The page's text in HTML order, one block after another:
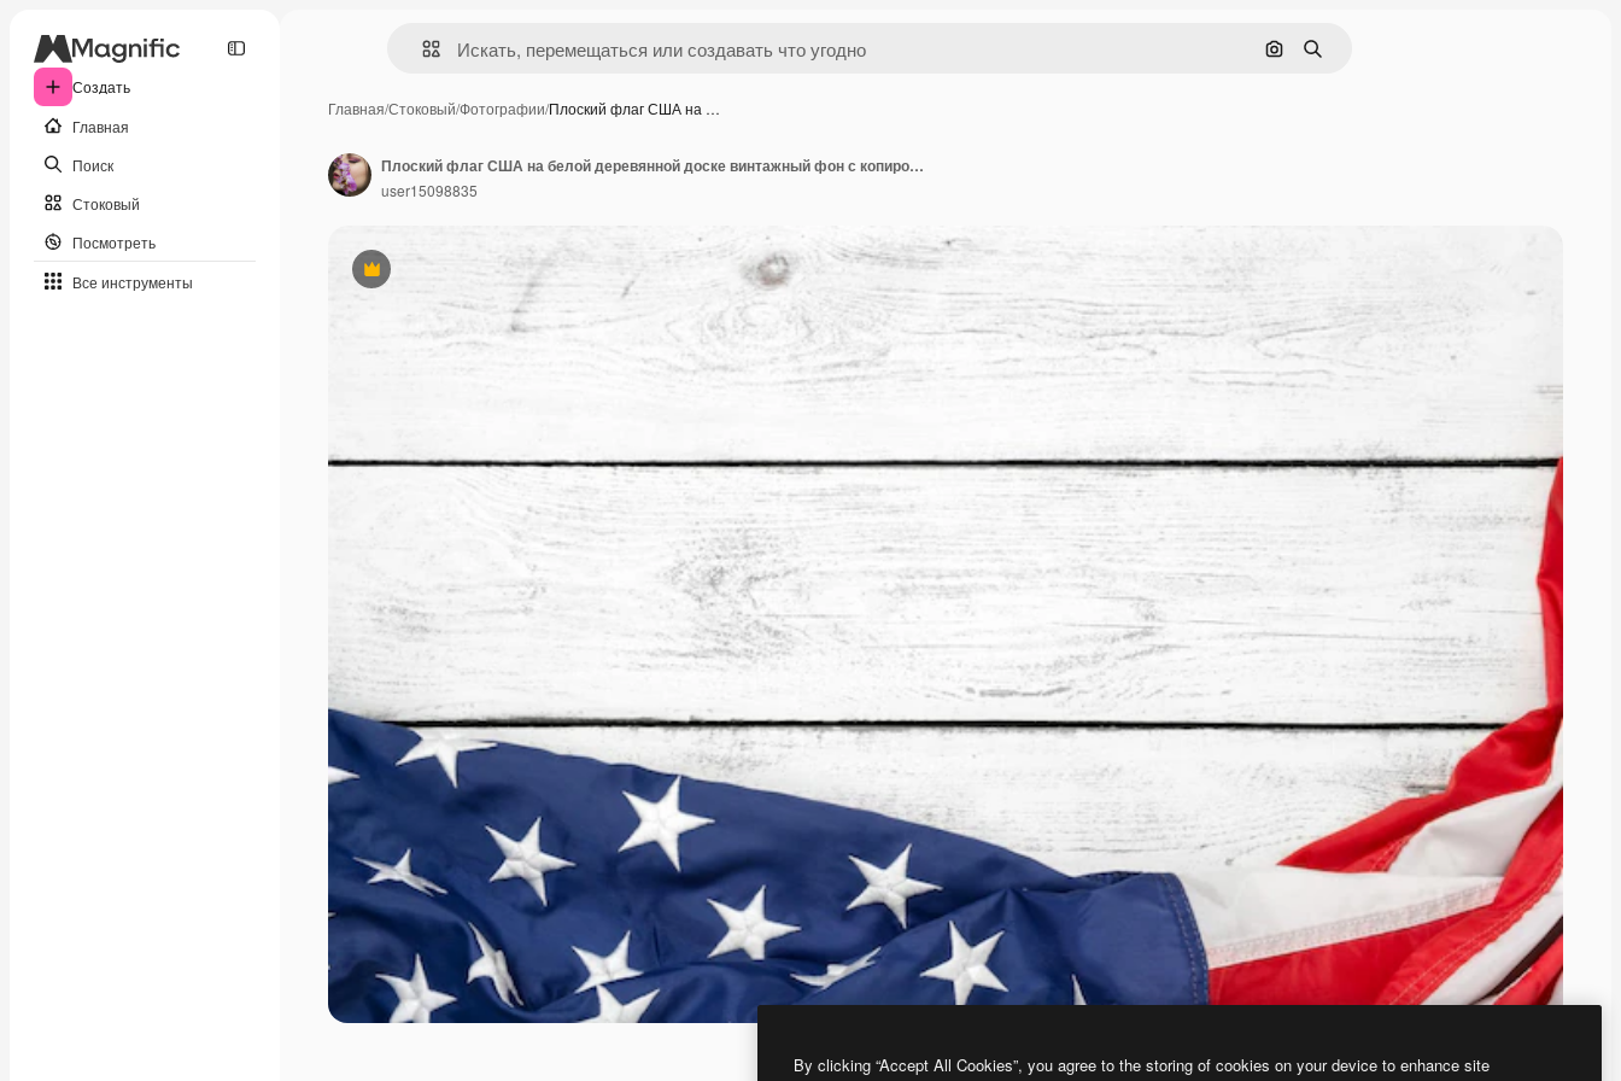
Создать
Главная
Поиск
Стоковый
Посмотреть
Все инструменты
Поиск по изображению
Поиск
Главная/Стоковый/Фотографии/Плоский флаг США на …
Премиум
Плоский флаг США на белой деревянной доске винтажный фон с копировальным пространством сверху Баннер
user15098835
By clicking “Accept All Cookies”, you agree to the storing of cookies on your device to enhance site